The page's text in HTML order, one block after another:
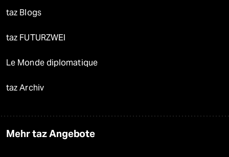
taz Blogs
taz FUTURZWEI
Le Monde diplomatique
taz Archiv
Mehr taz Angebote